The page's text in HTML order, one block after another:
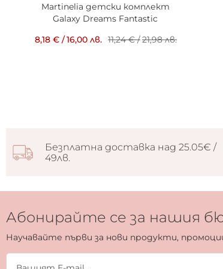
Martinelia детски комплект
Galaxy Dreams Fantastic
8,18 € /16,00 лв. 11,24 €/21,98 лв.
Безплатна доставка над 25.05€ /
49лв.
Абонирайте се за нашия
Научавайте първи за нови продукти,